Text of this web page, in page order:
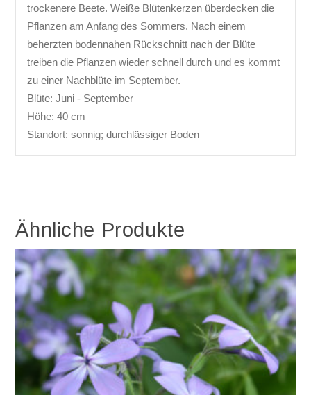
trockenere Beete. Weiße Blütenkerzen überdecken die
Pflanzen am Anfang des Sommers. Nach einem
beherzten bodennahen Rückschnitt nach der Blüte
treiben die Pflanzen wieder schnell durch und es kommt
zu einer Nachblüte im September.
Blüte: Juni - September
Höhe: 40 cm
Standort: sonnig; durchlässiger Boden
Ähnliche Produkte